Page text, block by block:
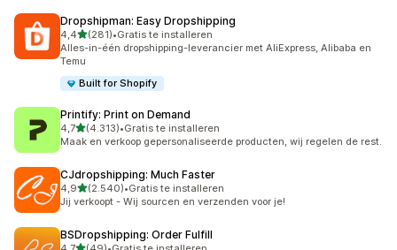
Dropshipman: Easy Dropshipping
4,4van 5 sterren
(281)
281 recensies in totaal
•Gratis te installeren
Alles-in-één dropshipping-leverancier met AliExpress, Alibaba en
Temu
Built for Shopify
Printify: Print on Demand
4,7van 5 sterren
(4.313)
4313 recensies in totaal
•Gratis te installeren
Maak en verkoop gepersonaliseerde producten, wij regelen de rest.
CJdropshipping: Much Faster
4,9van 5 sterren
(2.540)
2540 recensies in totaal
•Gratis te installeren
Jij verkoopt - Wij sourcen en verzenden voor je!
BSDropshipping: Order Fulfill
van 5 sterren